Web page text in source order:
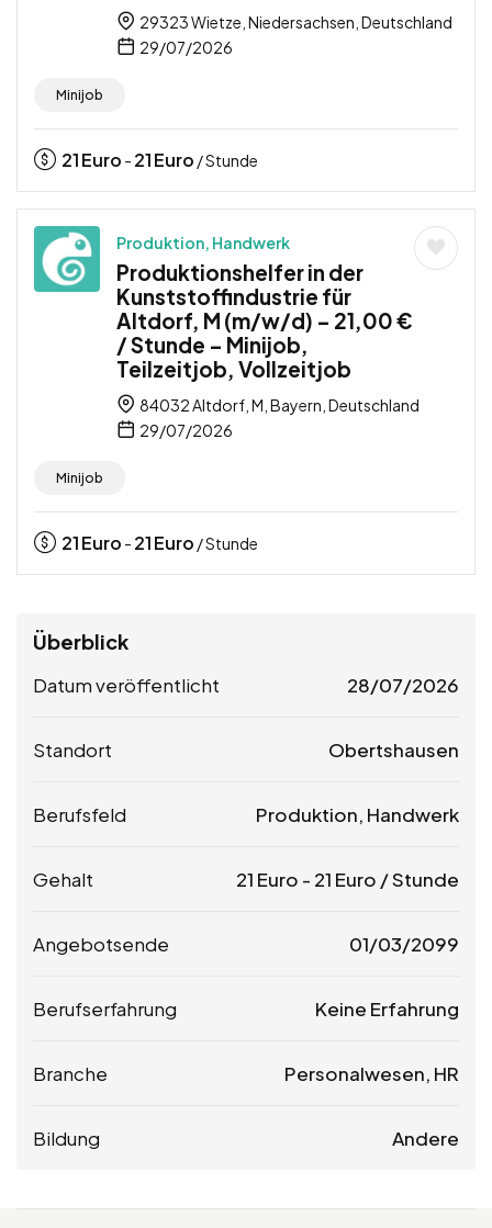
29323 Wietze, Niedersachsen, Deutschland
29/07/2026
Minijob
21Euro - 21Euro / Stunde
Produktion, Handwerk
Produktionshelfer in der
Kunststoffindustrie für
Altdorf, M (m/w/d) – 21,00 €
/ Stunde – Minijob,
Teilzeitjob, Vollzeitjob
84032 Altdorf, M, Bayern, Deutschland
29/07/2026
Minijob
21Euro - 21Euro / Stunde
Überblick
Datum veröffentlicht 28/07/2026
Standort Obertshausen
Berufsfeld Produktion, Handwerk
Gehalt 21 Euro - 21 Euro / Stunde
Angebotsende 01/03/2099
Berufserfahrung Keine Erfahrung
Branche Personalwesen, HR
Bildung Andere